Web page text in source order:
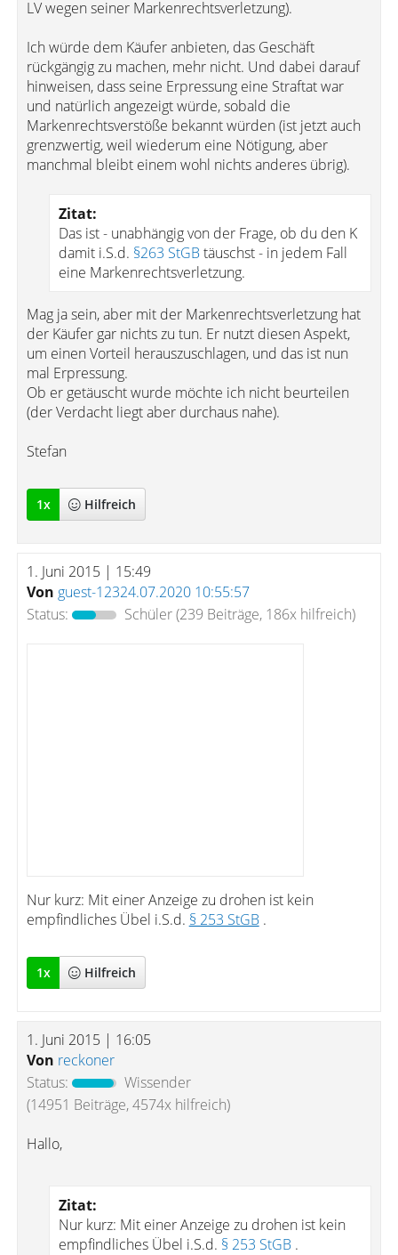
LV wegen seiner Markenrechtsverletzung).
Ich würde dem Käufer anbieten, das Geschäft
rückgängig zu machen, mehr nicht. Und dabei darauf
hinweisen, dass seine Erpressung eine Straftat war
und natürlich angezeigt würde, sobald die
Markenrechtsverstöße bekannt würden (ist jetzt auch
grenzwertig, weil wiederum eine Nötigung, aber
manchmal bleibt einem wohl nichts anderes übrig).
Zitat:
Das ist - unabhängig von der Frage, ob du den K
damit i.S.d. §263 StGBtäuschst - in jedem Fall
eine Markenrechtsverletzung.
Mag ja sein, aber mit der Markenrechtsverletzung hat
der Käufer gar nichts zu tun. Er nutzt diesen Aspekt,
um einen Vorteil herauszuschlagen, und das ist nun
mal Erpressung.
Ob er getäuscht wurde möchte ich nicht beurteilen
(der Verdacht liegt aber durchaus nahe).
Stefan
1x Hilfreich
1. Juni 2015 | 15:49
Von guest-12324.07.2020 10:55:57
Status:
Schüler(239 Beiträge, 186x hilfreich)
Nur kurz: Mit einer Anzeige zu drohen ist kein
empfindliches Übel i.S.d. § 253 StGB.
1x Hilfreich
1. Juni 2015 | 16:05
Von reckoner
Status:
Wissender
(14951 Beiträge, 4574x hilfreich)
Hallo,
Zitat:
Nur kurz: Mit einer Anzeige zu drohen ist kein
empfindliches Übel i.S.d. § 253 StGB.